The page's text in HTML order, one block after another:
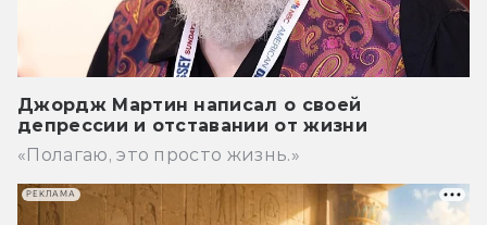
Джордж Мартин написал о своей
депрессии и отставании от жизни
«Полагаю, это просто жизнь.»
РЕКЛАМА